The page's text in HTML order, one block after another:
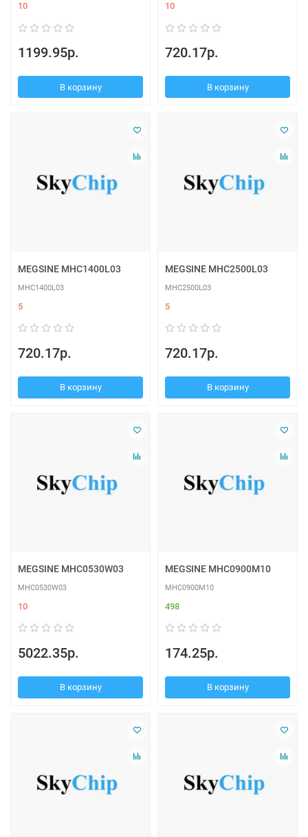
10
1199.95р.
В корзину
10
720.17р.
В корзину
MEGSINE MHC1400L03
MHC1400L03
5
720.17р.
В корзину
MEGSINE MHC2500L03
MHC2500L03
5
720.17р.
В корзину
MEGSINE MHC0530W03
MHC0530W03
10
5022.35р.
В корзину
MEGSINE MHC0900M10
MHC0900M10
498
174.25р.
В корзину